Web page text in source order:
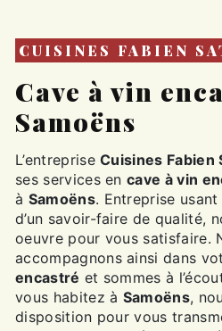
CUISINES FABIEN
cave à vin encastré à
Samoëns
L’entrepriseCuisines Fabien
ses services encave à vin
à Samoëns. Entreprise usant
d’un savoir-faire de qualité,
oeuvre pour vous satisfaire.
accompagnons ainsi dans
encastré et sommes à
vous habitez à Samoëns,
disposition pour vous